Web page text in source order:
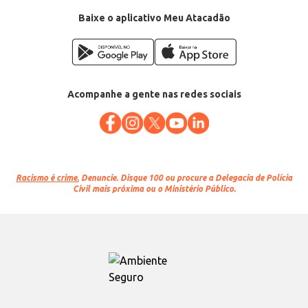
Baixe o aplicativo Meu Atacadão
Acompanhe a gente nas redes sociais
Racismo é crime. Denuncie. Disque 100 ou procure a Delegacia de Polícia
Civil mais próxima ou o Ministério Público.